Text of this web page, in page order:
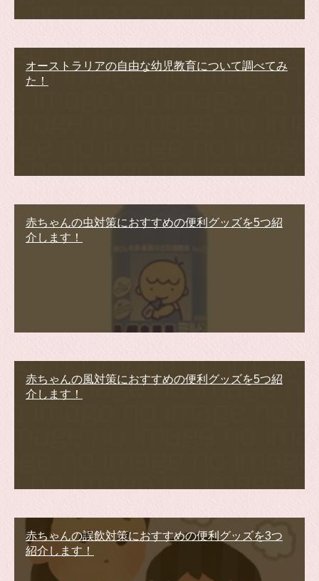
オーストラリアの自由な幼児教育について調べてみ
た！
赤ちゃんの虫対策におすすめの便利グッズを5つ紹
介します！
赤ちゃんの風対策におすすめの便利グッズを5つ紹
介します！
赤ちゃんの誤飲対策におすすめの便利グッズを3つ
紹介します！